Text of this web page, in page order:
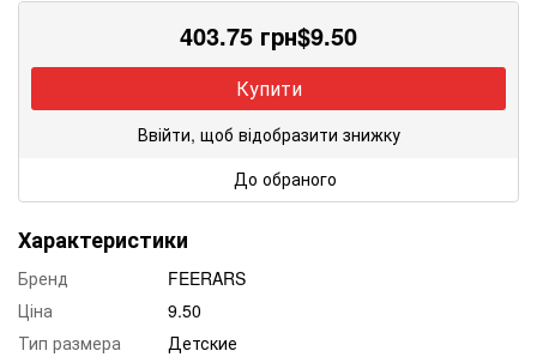
403.75 грн$9.50
Купити
Ввійти, щоб відобразити знижку
До обраного
Характеристики
Бренд
FEERARS
Ціна
9.50
Тип размера
Детские